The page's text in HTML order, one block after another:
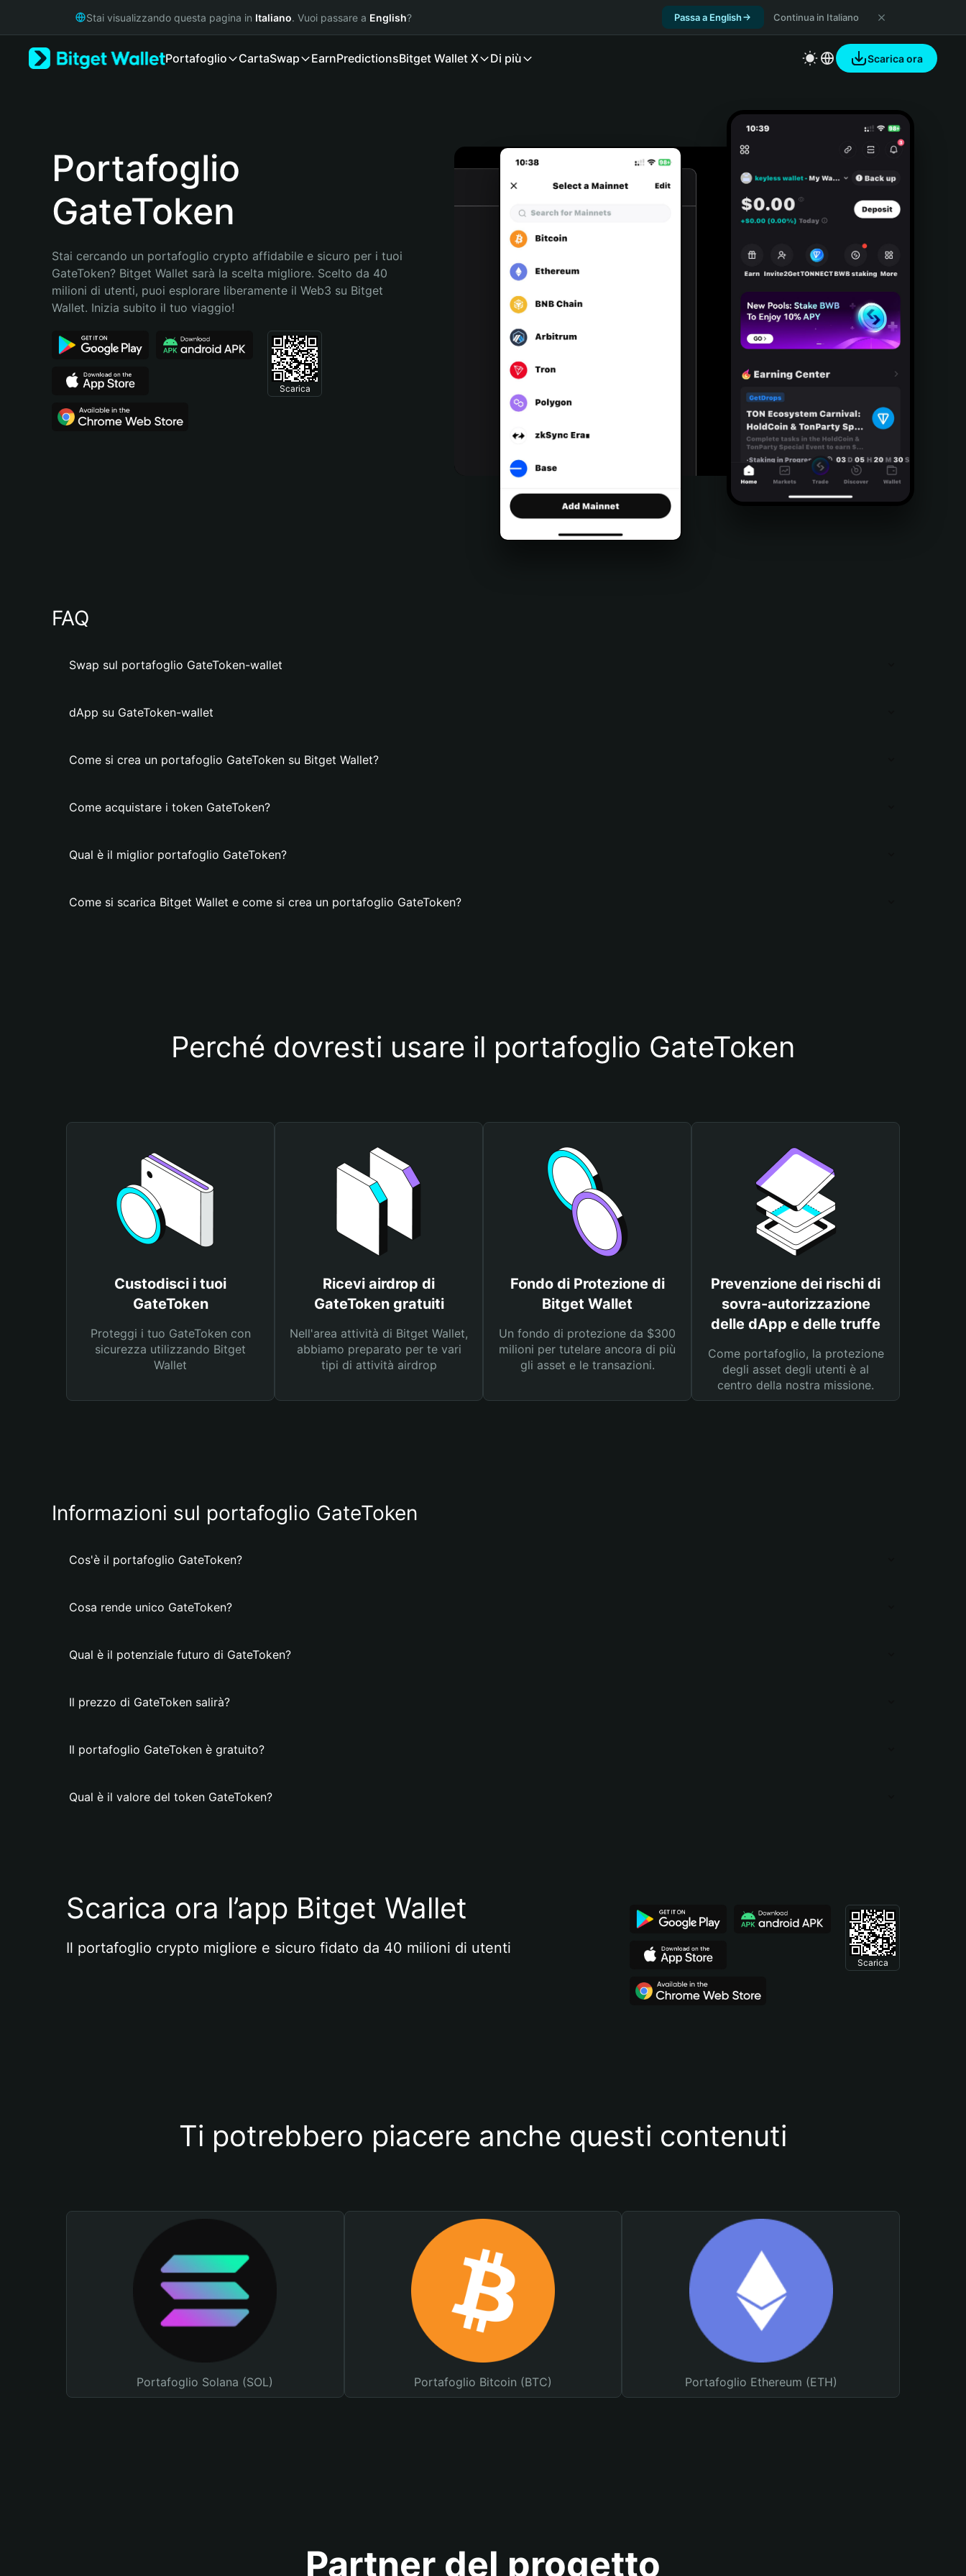
Русский
Português (Portugal)
Bahasa Indonesia
Português (Brasil)
Stai visualizzando questa pagina in Italiano. Vuoi passare a English? Passa a English Continua in Italiano
Portafoglio CartaSwap EarnPredictionsBitget Wallet X Di più Scarica ora
Portafoglio
GateToken
Stai cercando un portafoglio crypto affidabile e sicuro per i tuoi
GateToken? Bitget Wallet sarà la scelta migliore. Scelto da 40
milioni di utenti, puoi esplorare liberamente il Web3 su Bitget
Wallet. Inizia subito il tuo viaggio!
Scarica
FAQ
Swap sul portafoglio GateToken-wallet
dApp su GateToken-wallet
Come si crea un portafoglio GateToken su Bitget Wallet?
Come acquistare i token GateToken?
Qual è il miglior portafoglio GateToken?
Come si scarica Bitget Wallet e come si crea un portafoglio GateToken?
Perché dovresti usare il portafoglio GateToken
Custodisci i tuoi
GateToken
Proteggi i tuo GateToken con
sicurezza utilizzando Bitget
Wallet
Ricevi airdrop di
GateToken gratuiti
Nell'area attività di Bitget Wallet,
abbiamo preparato per te vari
tipi di attività airdrop
Fondo di Protezione di
Bitget Wallet
Un fondo di protezione da $300
milioni per tutelare ancora di più
gli asset e le transazioni.
Prevenzione dei rischi di
sovra-autorizzazione
delle dApp e delle truffe
Come portafoglio, la protezione
degli asset degli utenti è al
centro della nostra missione.
Informazioni sul portafoglio GateToken
Cos'è il portafoglio GateToken?
Cosa rende unico GateToken?
Qual è il potenziale futuro di GateToken?
Il prezzo di GateToken salirà?
Il portafoglio GateToken è gratuito?
Qual è il valore del token GateToken?
Scarica ora l’app Bitget Wallet
Il portafoglio crypto migliore e sicuro fidato da 40 milioni di utenti
Scarica
Ti potrebbero piacere anche questi contenuti
Portafoglio Solana (SOL) Portafoglio Bitcoin (BTC) Portafoglio Ethereum (ETH)
Partner del progetto